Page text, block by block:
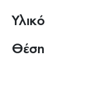
Υλικό
Θέση